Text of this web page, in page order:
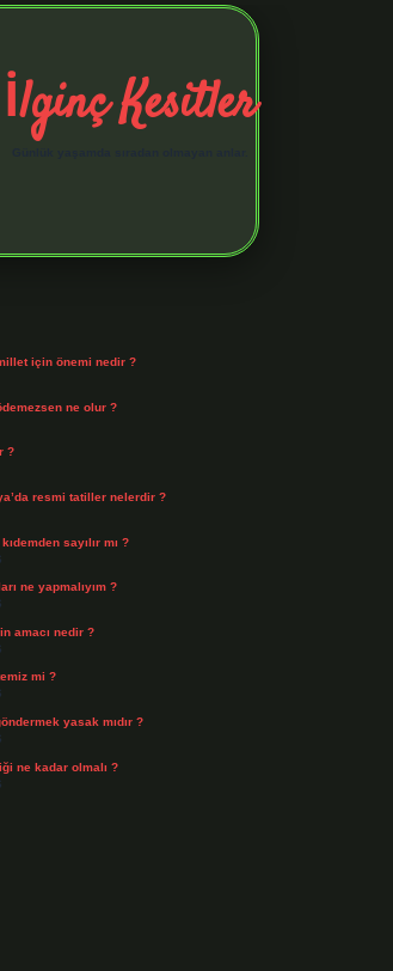
İlginç Kesitler
için önemi nedir ?
ne olur ?
?
resmi tatiller nelerdir ?
sayılır mı ?
ne yapmalıyım ?
amacı nedir ?
mi ?
yasak mıdır ?
ne kadar olmalı ?